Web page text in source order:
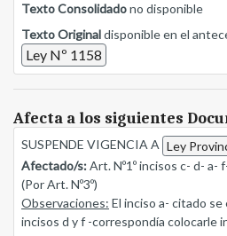
Texto Consolidadono disponible
Texto Originaldisponible en el
Ley Nº 1158
Afecta a los siguientes
SUSPENDE VIGENCIA A Ley
Afectado/s:Art. Nº1º incisos c- d- a-
(Por Art. Nº3º)
Observaciones: El inciso a- citado
incisos d y f -correspondía colocarle